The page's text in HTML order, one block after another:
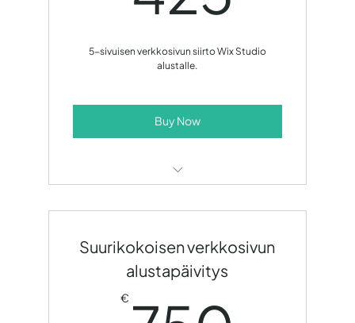
5-sivuisen verkkosivun siirto Wix Studio
alustalle.
Buy Now
uudelle alustalle.
Suurikokoisen verkkosivun
alustapäivitys
€